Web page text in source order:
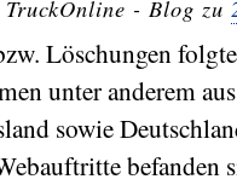
TruckOnline - Blog zu
Löschungen
unter anderem
sowie
befanden